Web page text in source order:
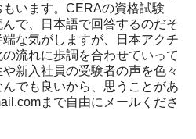
います。CERAの資格試験
で、日本語で回答するのだそ
な気がしますが、日本アクチ
流れに歩調を合わせていって
新入社員の受験者の声を色々
でも良いから、思うことがあ
まで自由にメールくださ